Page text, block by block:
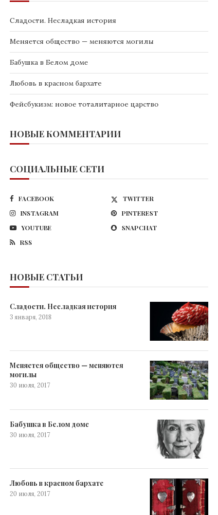
Сладости. Несладкая история
Меняется общество — меняются могилы
Бабушка в Белом доме
Любовь в красном бархате
Фейсбукизм: новое тоталитарное царство
НОВЫЕ КОММЕНТАРИИ
СОЦИАЛЬНЫЕ СЕТИ
FACEBOOK
TWITTER
INSTAGRAM
PINTEREST
YOUTUBE
SNAPCHAT
RSS
НОВЫЕ СТАТЬИ
Сладости. Несладкая история
3 января, 2018
Меняется общество — меняются
могилы
30 июля, 2017
Бабушка в Белом доме
30 июля, 2017
Любовь в красном бархате
20 июля, 2017